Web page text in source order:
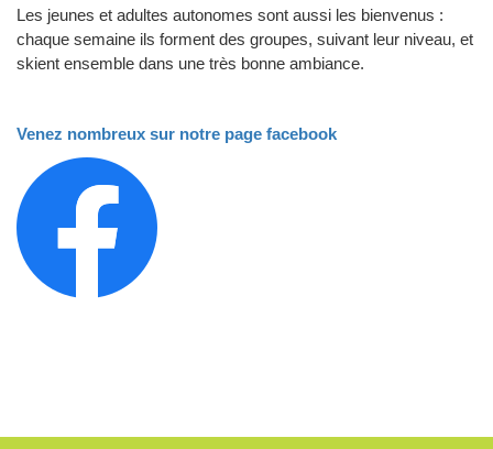
Les jeunes et adultes autonomes sont aussi les bienvenus :
chaque semaine ils forment des groupes, suivant leur niveau, et
skient ensemble dans une très bonne ambiance.
Venez nombreux sur notre page facebook